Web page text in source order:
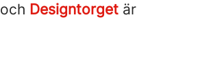
och Designtorget är